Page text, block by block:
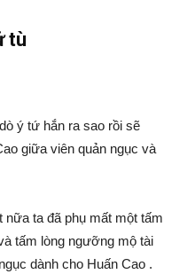
tù
ý tứ hắn ra sao rồi sẽ
giữa viên quản ngục và
nữa ta đã phụ mất một tấm
tấm lòng ngưỡng mộ tài
dành cho Huấn Cao .